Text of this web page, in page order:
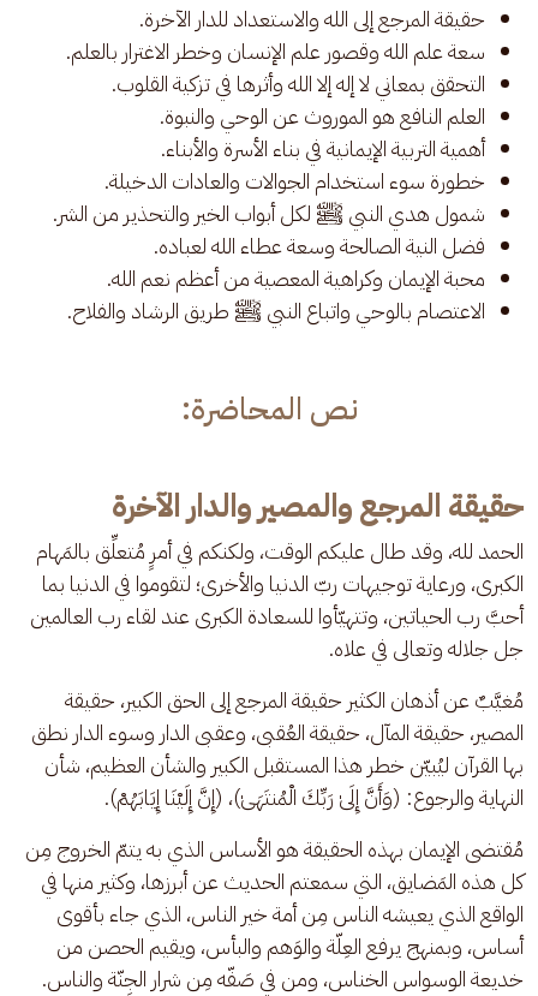
حقيقة المرجع إلى الله والاستعداد للدار الآخرة.
سعة علم الله وقصور علم الإنسان وخطر الاغترار بالعلم.
التحقق بمعاني لا إله إلا الله وأثرها في تزكية القلوب.
العلم النافع هو الموروث عن الوحي والنبوة.
أهمية التربية الإيمانية في بناء الأسرة والأبناء.
خطورة سوء استخدام الجوالات والعادات الدخيلة.
شمول هدي النبي ﷺ لكل أبواب الخير والتحذير من الشر.
فضل النية الصالحة وسعة عطاء الله لعباده.
محبة الإيمان وكراهية المعصية من أعظم نعم الله.
الاعتصام بالوحي واتباع النبي ﷺ طريق الرشاد والفلاح.
نص المحاضرة:
حقيقة المرجع والمصير والدار الآخرة
الحمد لله، وقد طال عليكم الوقت، ولكنكم في أمرٍ مُتعلِّق بالمَهام
الكبرى، ورعاية توجيهات ربّ الدنيا والأخرى؛ لتقوموا في الدنيا بما
أحبَّ رب الحياتين، وتتهيّأوا للسعادة الكبرى عند لقاء رب العالمين
جل جلاله وتعالى في علاه.
مُغيَّبٌ عن أذهان الكثير حقيقة المرجع إلى الحق الكبير، حقيقة
المصير، حقيقة المآل، حقيقة العُقبى، وعقبى الدار وسوء الدار نطق
بها القرآن ليُبيّن خطر هذا المستقبل الكبير والشأن العظيم، شأن
النهاية والرجوع: (وَأَنَّ إِلَىٰ رَبِّكَ الْمُنتَهَىٰ)، (إِنَّ إِلَيْنَا إِيَابَهُمْ).
مُقتضى الإيمان بهذه الحقيقة هو الأساس الذي به يتمّ الخروج مِن
كل هذه المَضايق، التي سمعتم الحديث عن أبرزها، وكثير منها في
الواقع الذي يعيشه الناس مِن أمة خير الناس، الذي جاء بأقوى
أساس، وبمنهج يرفع العِلّة والوَهم والبأس، ويقيم الحصن من
خديعة الوسواس الخناس، ومن في صَفّه مِن شرار الجِنّة والناس.